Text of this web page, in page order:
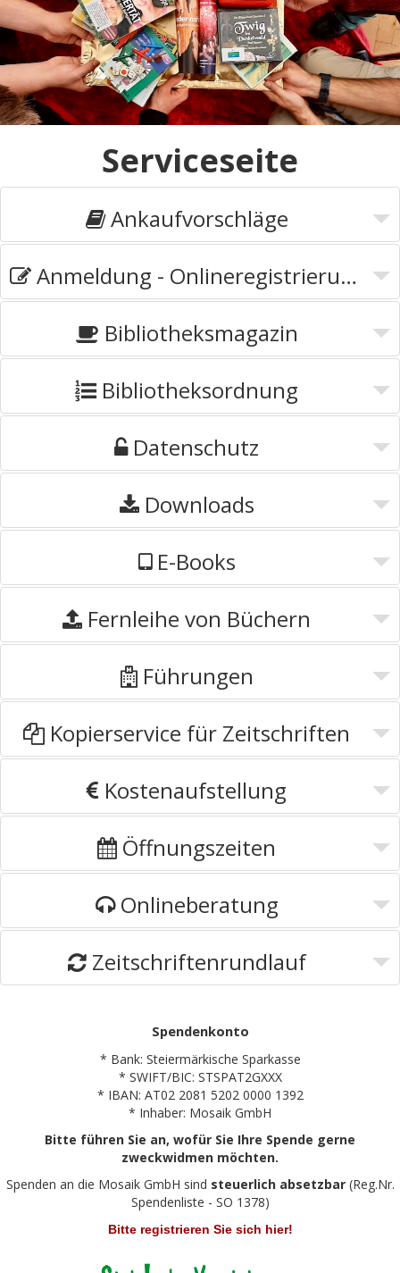
Serviceseite
Ankaufvorschläge
Anmeldung - Onlineregistrierung
Bibliotheksmagazin
Bibliotheksordnung
Datenschutz
Downloads
E-Books
Fernleihe von Büchern
Führungen
Kopierservice für Zeitschriften
Kostenaufstellung
Öffnungszeiten
Onlineberatung
Zeitschriftenrundlauf
Spendenkonto
* Bank: Steiermärkische Sparkasse
* SWIFT/BIC: STSPAT2GXXX
* IBAN: AT02 2081 5202 0000 1392
* Inhaber: Mosaik GmbH
Bitte führen Sie an, wofür Sie Ihre Spende gerne
zweckwidmen möchten.
Spenden an die Mosaik GmbH sind steuerlich absetzbar(Reg.Nr.
Spendenliste - SO 1378)
Bitte registrieren Sie sich hier!